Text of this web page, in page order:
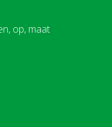
op, maat